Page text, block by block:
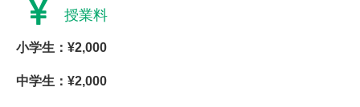
授業料
小学生：¥2,000
中学生：¥2,000